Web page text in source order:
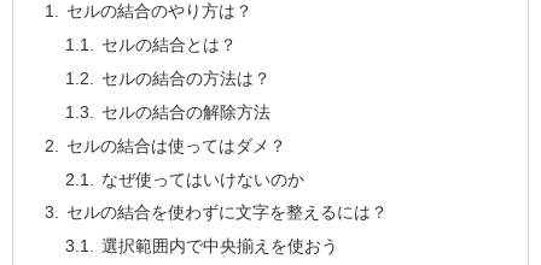
セルの結合のやり方は？
セルの結合とは？
セルの結合の方法は？
セルの結合の解除方法
セルの結合は使ってはダメ？
なぜ使ってはいけないのか
セルの結合を使わずに文字を整えるには？
選択範囲内で中央揃えを使おう